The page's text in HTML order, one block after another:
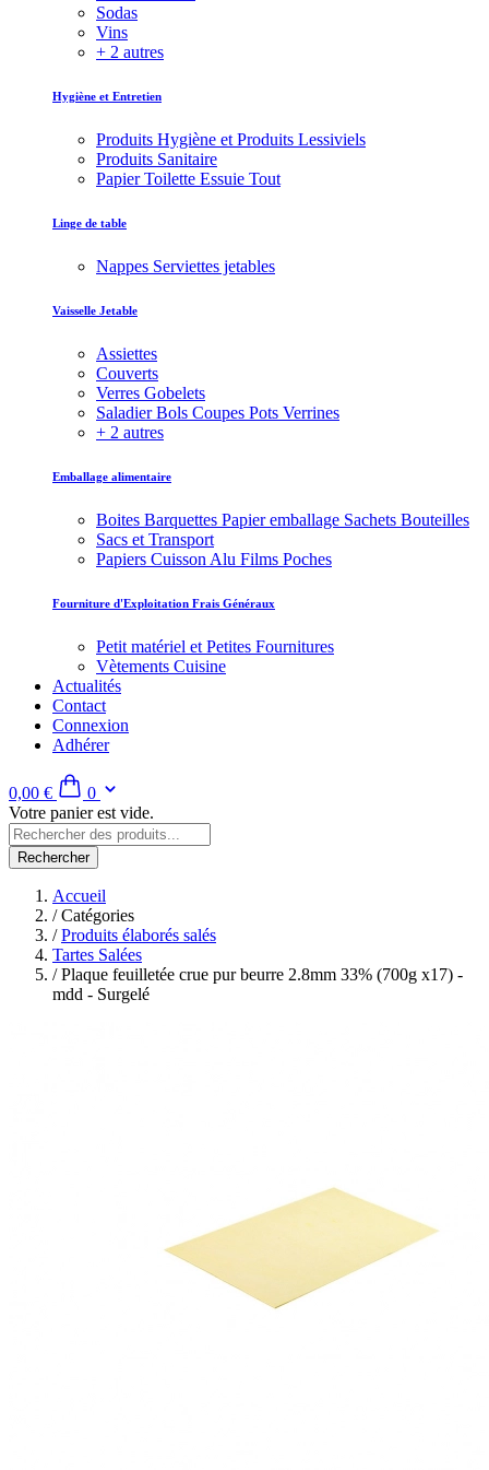
Sodas
Vins
+ 2 autres
Hygiène et Entretien
Produits Hygiène et Produits Lessiviels
Produits Sanitaire
Papier Toilette Essuie Tout
Linge de table
Nappes Serviettes jetables
Vaisselle Jetable
Assiettes
Couverts
Verres Gobelets
Saladier Bols Coupes Pots Verrines
+ 2 autres
Emballage alimentaire
Boites Barquettes Papier emballage Sachets Bouteilles
Sacs et Transport
Papiers Cuisson Alu Films Poches
Fourniture d'Exploitation Frais Généraux
Petit matériel et Petites Fournitures
Vètements Cuisine
Actualités
Contact
Connexion
Adhérer
0,00 €
0
Votre panier est vide.
Rechercher
Accueil
/Catégories
/ Produits élaborés salés
Tartes Salées
/Plaque feuilletée crue pur beurre 2.8mm 33% (700g x17) -
mdd - Surgelé